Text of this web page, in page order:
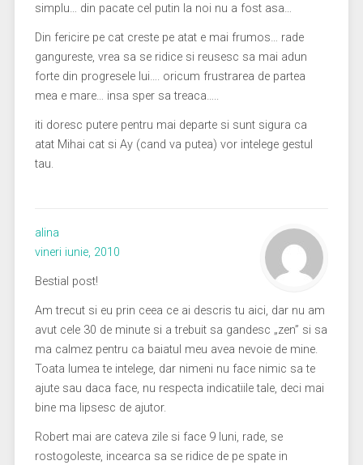
simplu… din pacate cel putin la noi nu a fost asa…
Din fericire pe cat creste pe atat e mai frumos… rade
gangureste, vrea sa se ridice si reusesc sa mai adun
forte din progresele lui…. oricum frustrarea de partea
mea e mare… insa sper sa treaca…..
iti doresc putere pentru mai departe si sunt sigura ca
atat Mihai cat si Ay (cand va putea) vor intelege gestul
tau.
alina
vineri iunie, 2010
Bestial post!
Am trecut si eu prin ceea ce ai descris tu aici, dar nu am
avut cele 30 de minute si a trebuit sa gandesc „zen” si sa
ma calmez pentru ca baiatul meu avea nevoie de mine.
Toata lumea te intelege, dar nimeni nu face nimic sa te
ajute sau daca face, nu respecta indicatiile tale, deci mai
bine ma lipsesc de ajutor.
Robert mai are cateva zile si face 9 luni, rade, se
rostogoleste, incearca sa se ridice de pe spate in